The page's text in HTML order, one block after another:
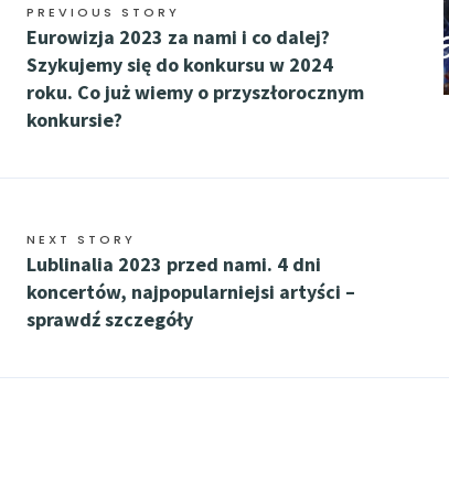
PREVIOUS STORY
Eurowizja 2023 za nami i co dalej?
Szykujemy się do konkursu w 2024
roku. Co już wiemy o przyszłorocznym
konkursie?
NEXT STORY
Lublinalia 2023 przed nami. 4 dni
koncertów, najpopularniejsi artyści –
sprawdź szczegóły